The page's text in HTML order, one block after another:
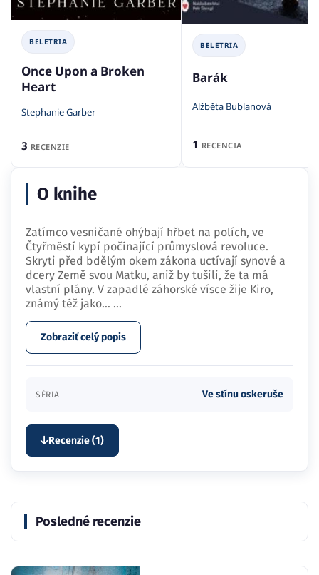
BELETRIA
Once Upon a Broken
Heart
Stephanie Garber
3 RECENZIE
BELETRIA
Barák
Alžběta Bublanová
1 RECENCIA
O knihe
Zatímco vesničané ohýbají hřbet na polích, ve
Čtyřměstí kypí počínající průmyslová revoluce.
Skryti před bdělým okem zákona uctívají synové a
dcery Země svou Matku, aniž by tušili, že ta má
vlastní plány. V zapadlé záhorské vísce žije Kiro,
známý též jako… ...
Zobraziť celý popis
SÉRIA Ve stínu oskeruše
Recenzie (1)
Posledné recenzie